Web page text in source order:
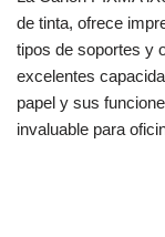
de tinta, ofrece
tipos de soportes y
excelentes
papel y sus
invaluable para